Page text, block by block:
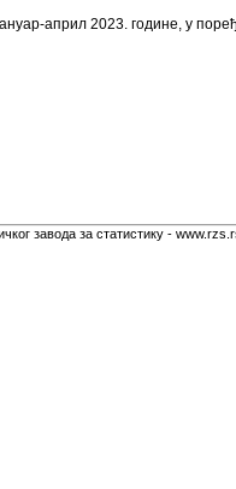
април 2023. године, у
завода за статистику -